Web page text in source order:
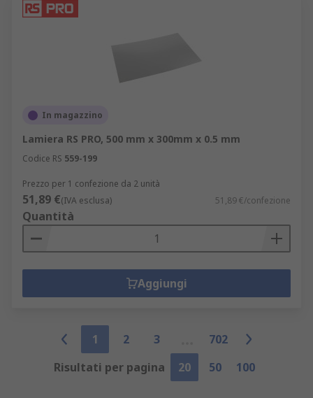
In magazzino
Lamiera RS PRO, 500 mm x 300mm x 0.5 mm
Codice RS 559-199
Prezzo per 1 confezione da 2 unità
51,89 €(IVA esclusa) 51,89 €/confezione
Quantità
Aggiungi
1 2 3
702
Risultati per pagina
20 50 100